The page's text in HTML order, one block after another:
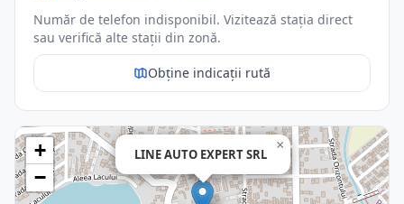
Număr de telefon indisponibil. Vizitează stația direct
sau verifică alte stații din zonă.
Obține indicații rută
LINE AUTO EXPERT SRL
×
+
−